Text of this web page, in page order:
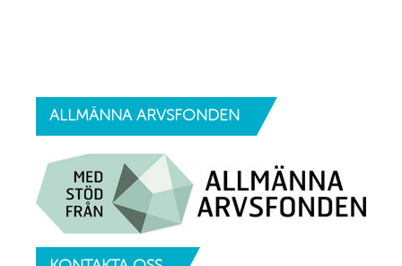
ALLMÄNNA ARVSFONDEN